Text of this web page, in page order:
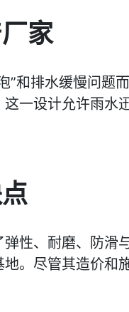
家
和排水缓慢问题
一设计允许雨水
性、耐磨、防
。尽管其造价